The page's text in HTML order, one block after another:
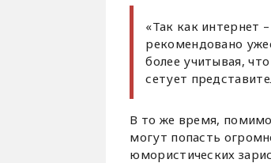
«Так как интернет
рекомендовано
более учитывая,
сетует
В то же время,
могут попасть
юмористических